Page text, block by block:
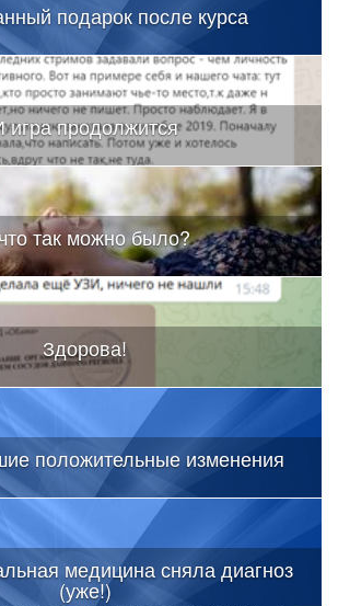
подарок после курса
игра продолжится
так можно было?
Здорова!
положительные изменения
медицина сняла диагноз
(уже!)